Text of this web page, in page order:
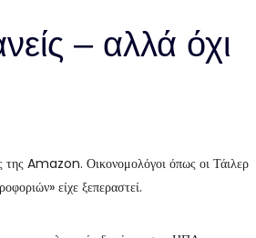
– αλλά όχι
της Amazon. Οικονομολόγοι όπως οι Τάιλερ
είχε ξεπεραστεί.